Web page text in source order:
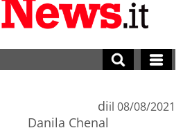
di
Danila Chenal
il 08/08/2021